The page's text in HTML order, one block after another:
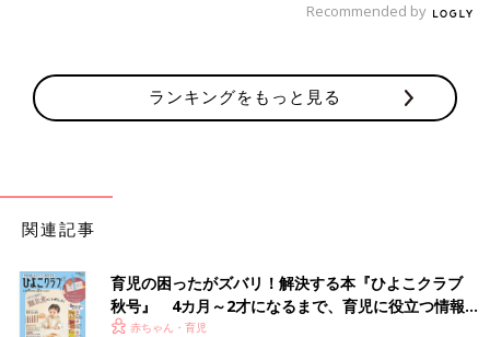
Recommended by
ランキングをもっと見る
関連記事
育児の困ったがズバリ！解決する本『ひよこクラブ
秋号』 4カ月～2才になるまで、育児に役立つ情報が
いっぱい！
赤ちゃん・育児